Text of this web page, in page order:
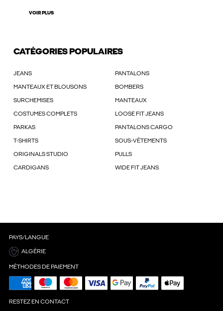
VOIR PLUS
CATÉGORIES POPULAIRES
JEANS PANTALONS
MANTEAUX ET BLOUSONS BOMBERS
SURCHEMISES MANTEAUX
COSTUMES COMPLETS LOOSE FIT JEANS
PARKAS PANTALONS CARGO
T-SHIRTS SOUS-VÊTEMENTS
ORIGINALS STUDIO PULLS
CARDIGANS WIDE FIT JEANS
PAYS/LANGUE
ALGÉRIE
MÉTHODES DE PAIEMENT
RESTEZ EN CONTACT